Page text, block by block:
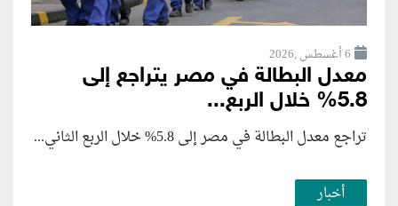
6 أغسطس ,2026
معدل البطالة في مصر يتراجع إلى
5.8% خلال الربع...
تراجع معدل البطالة في مصر إلى 5.8% خلال الربع الثاني...
أخبار